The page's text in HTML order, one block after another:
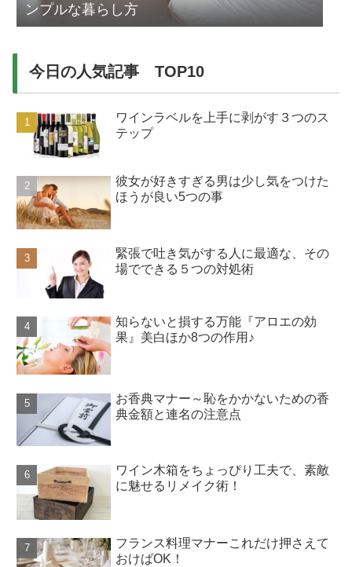
ンプルな暮らし方
今日の人気記事 TOP10
ワインラベルを上手に剥がす３つのス
テップ
彼女が好きすぎる男は少し気をつけた
ほうが良い5つの事
緊張で吐き気がする人に最適な、その
場でできる５つの対処術
知らないと損する万能『アロエの効
果』美白ほか8つの作用♪
お香典マナー～恥をかかないための香
典金額と連名の注意点
ワイン木箱をちょっぴり工夫で、素敵
に魅せるリメイク術！
フランス料理マナーこれだけ押さえて
おけばOK！